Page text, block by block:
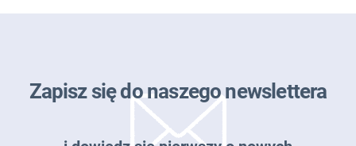
Zapisz się do naszego newslettera